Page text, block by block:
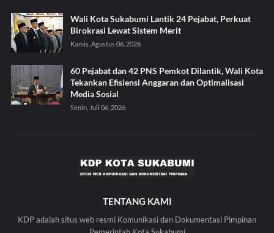
Wali Kota Sukabumi Lantik 24 Pejabat, Perkuat
Birokrasi Lewat Sistem Merit
Kamis, Agustus 06, 2026
60 Pejabat dan 42 PNS Pemkot Dilantik, Wali Kota
Tekankan Efisiensi Anggaran dan Optimalisasi
Media Sosial
Senin, Juli 06, 2026
TENTANG KAMI
KDP adalah situs web resmi Komunikasi dan Dokumentasi Pimpinan